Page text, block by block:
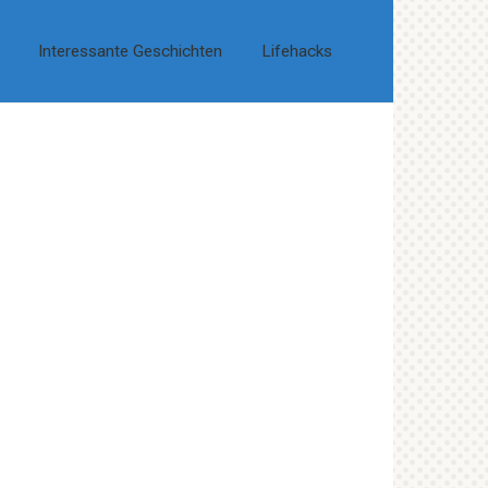
Interessante Geschichten Lifehacks